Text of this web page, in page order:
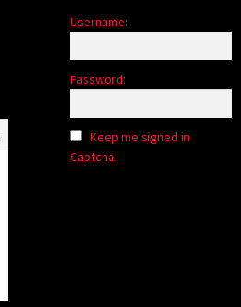
Username:
Password:
Keep me signed in
Captcha